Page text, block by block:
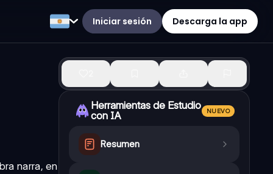
Iniciar sesión Descarga la app
narra, en
Herramientas de Estudio
con IA
NUEVO
Resumen